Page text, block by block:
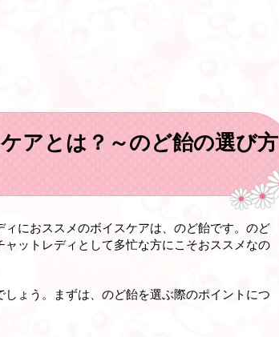
アとは？～のど飴の選び方
におススメのボイスケアは、のど飴です。のど
ットレディとして多忙な方にこそおススメなの
ょう。まずは、のど飴を選ぶ際のポイントにつ